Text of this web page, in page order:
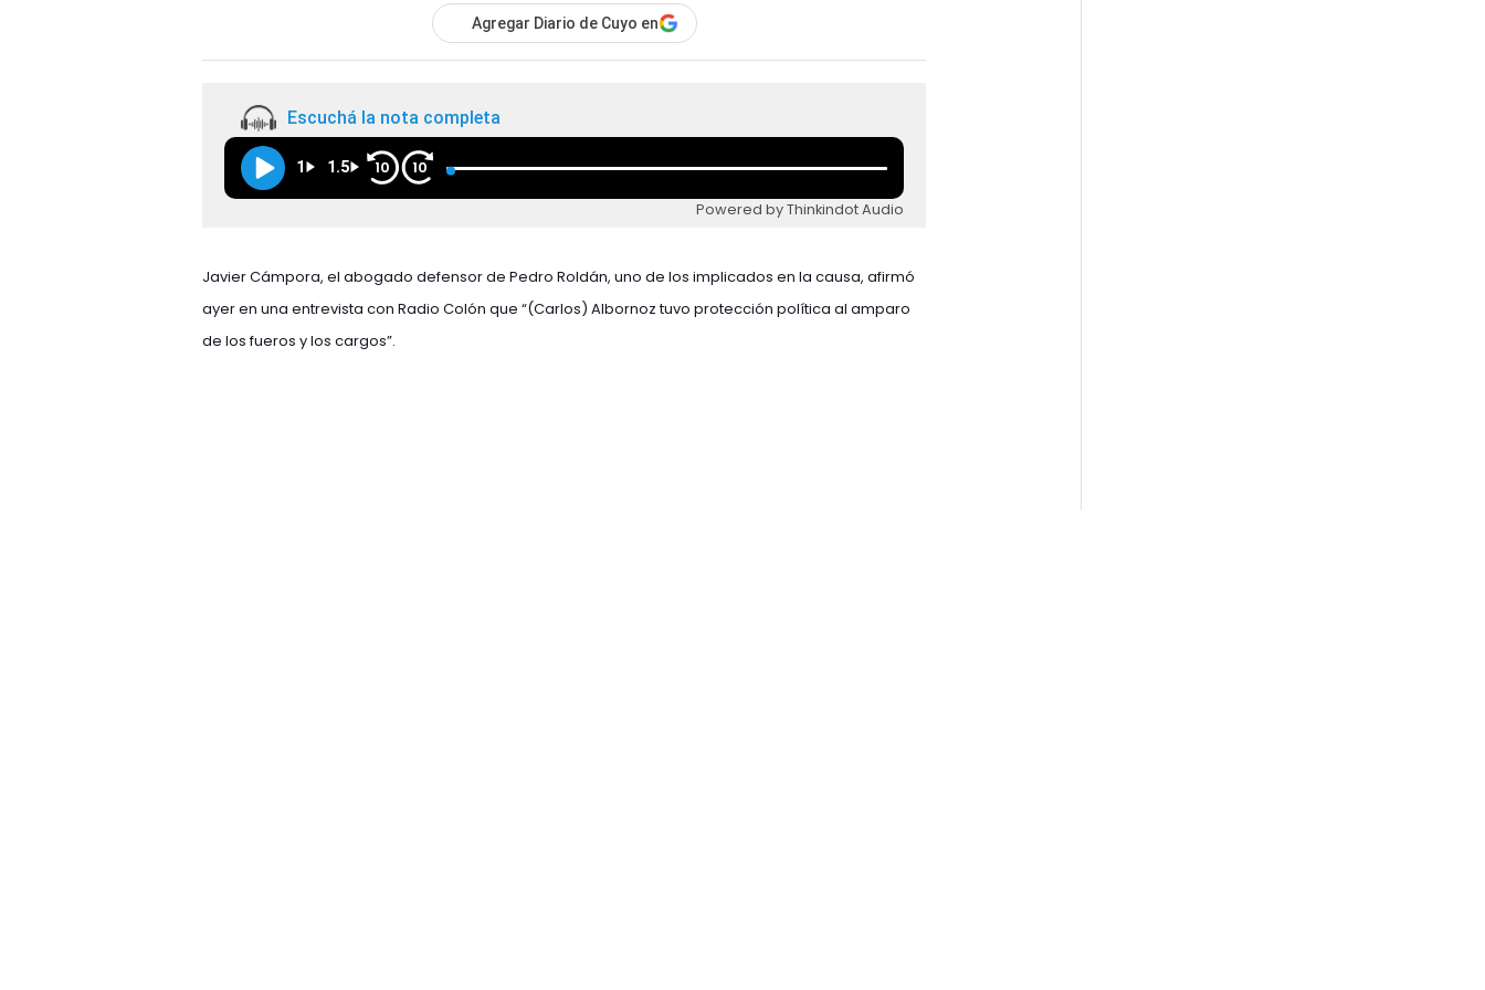
Agregar Diario de Cuyo en
Escuchá la nota completa
1 1.5 10 10
Powered by Thinkindot Audio
Javier Cámpora, el abogado defensor de Pedro Roldán, uno de los implicados en la causa, afirmó
ayer en una entrevista con Radio Colón que “(Carlos) Albornoz tuvo protección política al amparo
de los fueros y los cargos”.